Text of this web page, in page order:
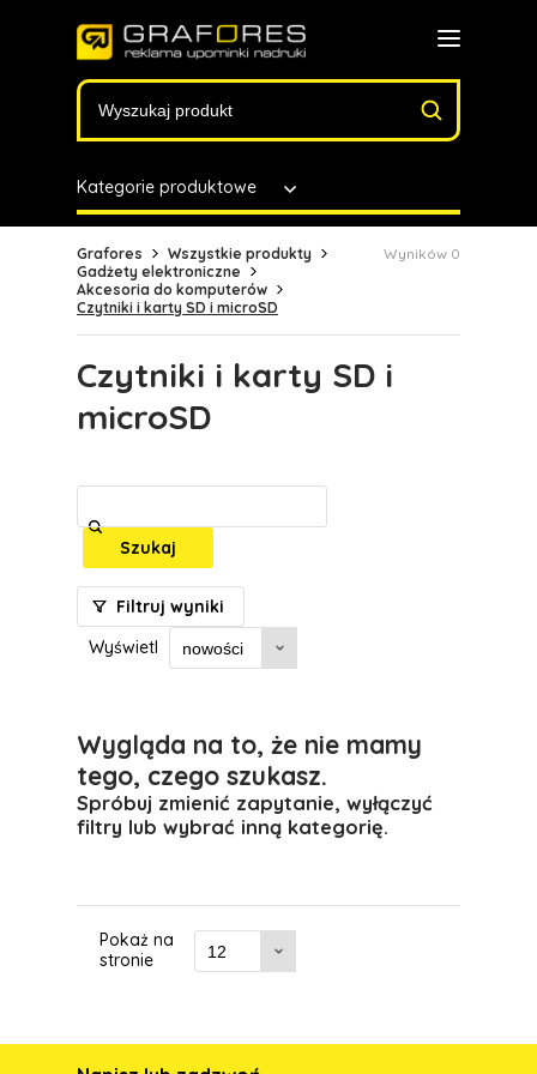
Kategorie produktowe
Grafores
Wszystkie produkty
Gadżety elektroniczne
Akcesoria do komputerów
Czytniki i karty SD i microSD
Wyników 0
Czytniki i karty SD i
microSD
Szukaj
Filtruj wyniki
Wyświetl
Wygląda na to, że nie mamy
tego, czego szukasz.
Spróbuj zmienić zapytanie, wyłączyć
filtry lub wybrać inną kategorię.
Pokaż na
stronie